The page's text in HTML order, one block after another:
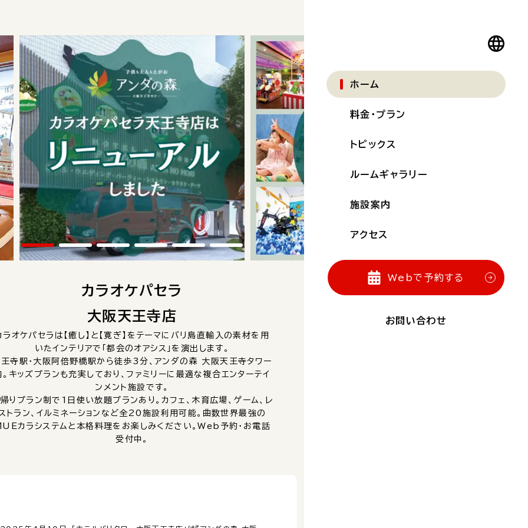
ホーム
料金・プラン
トピックス
ルームギャラリー
施設案内
アクセス
Webで予約する
お問い合わせ
カラオケパセラ
大阪天王寺店
ラオケパセラは【癒し】と【寛ぎ】をテーマにバリ島直輸入の素材を用
いたインテリアで「都会のオアシス」を演出します。
寺駅・大阪阿倍野橋駅から徒歩3分、アンダの森 大阪天王寺タワー
。キッズプランも充実しており、ファミリーに最適な複合エンターテイ
ンメント施設です。
りプラン制で1日使い放題プランあり。カフェ、木育広場、ゲーム、レ
トラン、イルミネーションなど全20施設利用可能。曲数世界最強の
カラシステムと本格料理をお楽しみください。Web予約・お電話
受付中。